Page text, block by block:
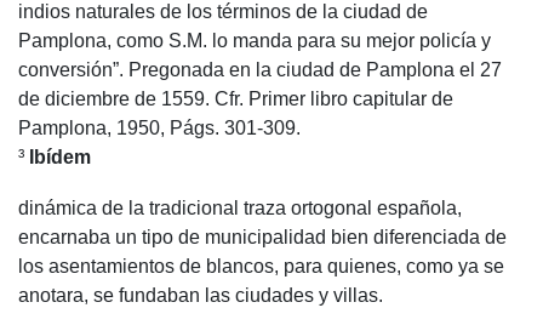
indios naturales de los términos de la ciudad de
Pamplona, como S.M. lo manda para su mejor policía y
conversión”. Pregonada en la ciudad de Pamplona el 27
de diciembre de 1559. Cfr. Primer libro capitular de
Pamplona, 1950, Págs. 301-309.
³
Ibídem
dinámica de la tradicional traza ortogonal española,
encarnaba un tipo de municipalidad bien diferenciada de
los asentamientos de blancos, para quienes, como ya se
anotara, se fundaban las ciudades y villas.